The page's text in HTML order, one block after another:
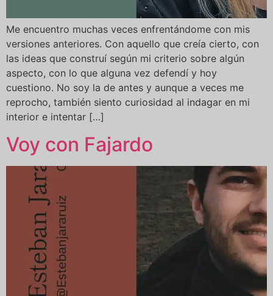
Me encuentro muchas veces enfrentándome con mis
versiones anteriores. Con aquello que creía cierto, con
las ideas que construí según mi criterio sobre algún
aspecto, con lo que alguna vez defendí y hoy
cuestiono. No soy la de antes y aunque a veces me
reprocho, también siento curiosidad al indagar en mi
interior e intentar […]
Voy con Fajardo